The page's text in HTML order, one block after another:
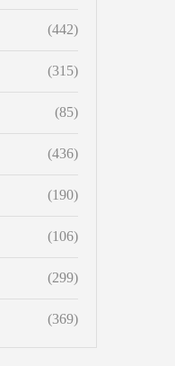
(442)
(315)
(85)
(436)
(190)
(106)
(299)
(369)